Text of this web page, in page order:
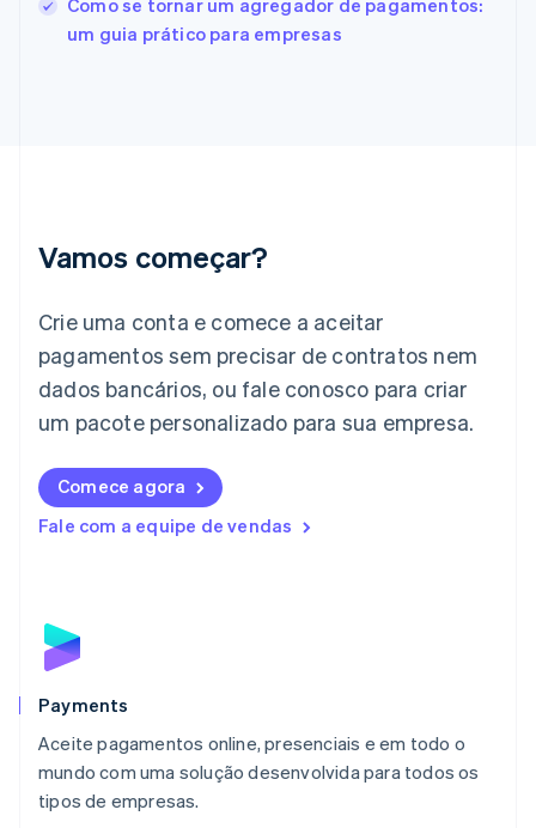
Como se tornar um agregador de pagamentos:
um guia prático para empresas
Vamos começar?
Crie uma conta e comece a aceitar
pagamentos sem precisar de contratos nem
dados bancários, ou fale conosco para criar
um pacote personalizado para sua empresa.
Comece agora
Fale com a equipe de vendas
Payments
Aceite pagamentos online, presenciais e em todo o
mundo com uma solução desenvolvida para todos os
tipos de empresas.
Gibraltar
English
Italiano English
日本語English
Letônia
Liechtenstein
Lituânia
English
Luxemburgo
Malta
English
EspañolEnglish
English
Nova Zelândia
English